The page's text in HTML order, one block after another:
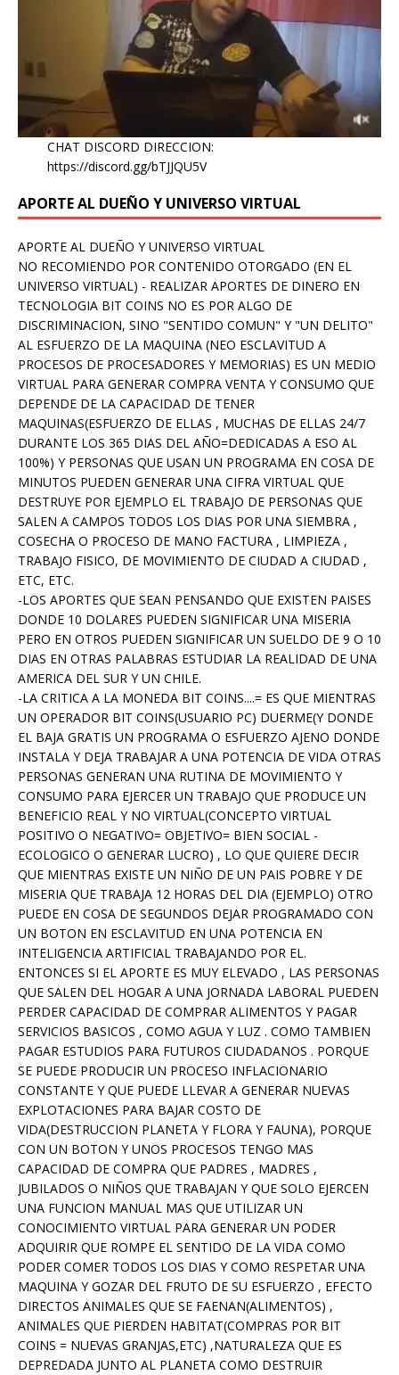
CHAT DISCORD DIRECCION:
https://discord.gg/bTJJQU5V
APORTE AL DUEÑO Y UNIVERSO VIRTUAL
APORTE AL DUEÑO Y UNIVERSO VIRTUAL
NO RECOMIENDO POR CONTENIDO OTORGADO (EN EL
UNIVERSO VIRTUAL) - REALIZAR APORTES DE DINERO EN
TECNOLOGIA BIT COINS NO ES POR ALGO DE
DISCRIMINACION, SINO "SENTIDO COMUN" Y "UN DELITO"
AL ESFUERZO DE LA MAQUINA (NEO ESCLAVITUD A
PROCESOS DE PROCESADORES Y MEMORIAS) ES UN MEDIO
VIRTUAL PARA GENERAR COMPRA VENTA Y CONSUMO QUE
DEPENDE DE LA CAPACIDAD DE TENER
MAQUINAS(ESFUERZO DE ELLAS , MUCHAS DE ELLAS 24/7
DURANTE LOS 365 DIAS DEL AÑO=DEDICADAS A ESO AL
100%) Y PERSONAS QUE USAN UN PROGRAMA EN COSA DE
MINUTOS PUEDEN GENERAR UNA CIFRA VIRTUAL QUE
DESTRUYE POR EJEMPLO EL TRABAJO DE PERSONAS QUE
SALEN A CAMPOS TODOS LOS DIAS POR UNA SIEMBRA ,
COSECHA O PROCESO DE MANO FACTURA , LIMPIEZA ,
TRABAJO FISICO, DE MOVIMIENTO DE CIUDAD A CIUDAD ,
ETC, ETC.
-LOS APORTES QUE SEAN PENSANDO QUE EXISTEN PAISES
DONDE 10 DOLARES PUEDEN SIGNIFICAR UNA MISERIA
PERO EN OTROS PUEDEN SIGNIFICAR UN SUELDO DE 9 O 10
DIAS EN OTRAS PALABRAS ESTUDIAR LA REALIDAD DE UNA
AMERICA DEL SUR Y UN CHILE.
-LA CRITICA A LA MONEDA BIT COINS....= ES QUE MIENTRAS
UN OPERADOR BIT COINS(USUARIO PC) DUERME(Y DONDE
EL BAJA GRATIS UN PROGRAMA O ESFUERZO AJENO DONDE
INSTALA Y DEJA TRABAJAR A UNA POTENCIA DE VIDA OTRAS
PERSONAS GENERAN UNA RUTINA DE MOVIMIENTO Y
CONSUMO PARA EJERCER UN TRABAJO QUE PRODUCE UN
BENEFICIO REAL Y NO VIRTUAL(CONCEPTO VIRTUAL
POSITIVO O NEGATIVO= OBJETIVO= BIEN SOCIAL -
ECOLOGICO O GENERAR LUCRO) , LO QUE QUIERE DECIR
QUE MIENTRAS EXISTE UN NIÑO DE UN PAIS POBRE Y DE
MISERIA QUE TRABAJA 12 HORAS DEL DIA (EJEMPLO) OTRO
PUEDE EN COSA DE SEGUNDOS DEJAR PROGRAMADO CON
UN BOTON EN ESCLAVITUD EN UNA POTENCIA EN
INTELIGENCIA ARTIFICIAL TRABAJANDO POR EL.
ENTONCES SI EL APORTE ES MUY ELEVADO , LAS PERSONAS
QUE SALEN DEL HOGAR A UNA JORNADA LABORAL PUEDEN
PERDER CAPACIDAD DE COMPRAR ALIMENTOS Y PAGAR
SERVICIOS BASICOS , COMO AGUA Y LUZ . COMO TAMBIEN
PAGAR ESTUDIOS PARA FUTUROS CIUDADANOS . PORQUE
SE PUEDE PRODUCIR UN PROCESO INFLACIONARIO
CONSTANTE Y QUE PUEDE LLEVAR A GENERAR NUEVAS
EXPLOTACIONES PARA BAJAR COSTO DE
VIDA(DESTRUCCION PLANETA Y FLORA Y FAUNA), PORQUE
CON UN BOTON Y UNOS PROCESOS TENGO MAS
CAPACIDAD DE COMPRA QUE PADRES , MADRES ,
JUBILADOS O NIÑOS QUE TRABAJAN Y QUE SOLO EJERCEN
UNA FUNCION MANUAL MAS QUE UTILIZAR UN
CONOCIMIENTO VIRTUAL PARA GENERAR UN PODER
ADQUIRIR QUE ROMPE EL SENTIDO DE LA VIDA COMO
PODER COMER TODOS LOS DIAS Y COMO RESPETAR UNA
MAQUINA Y GOZAR DEL FRUTO DE SU ESFUERZO , EFECTO
DIRECTOS ANIMALES QUE SE FAENAN(ALIMENTOS) ,
ANIMALES QUE PIERDEN HABITAT(COMPRAS POR BIT
COINS = NUEVAS GRANJAS,ETC) ,NATURALEZA QUE ES
DEPREDADA JUNTO AL PLANETA COMO DESTRUIR